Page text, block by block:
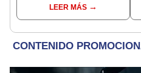
de gruposLEER MÁS